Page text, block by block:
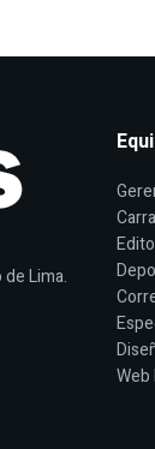
Lima.
Web